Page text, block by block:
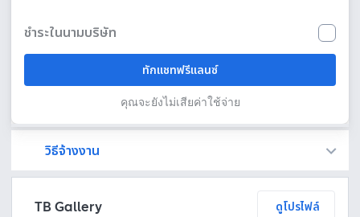
ชำระในนามบริษัท
ทักแชทฟรีแลนซ์
คุณจะยังไม่เสียค่าใช้จ่าย
วิธีจ้างงาน
TB Gallery ดูโปรไฟล์